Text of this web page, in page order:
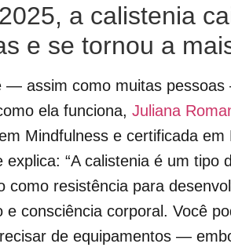
a calistenia
e se tornou a
— assim como muitas
ela funciona, Juliana
Mindfulness e certificada
explica: “A calistenia é um
como resistência para
e consciência corporal. Você
de equipamentos —